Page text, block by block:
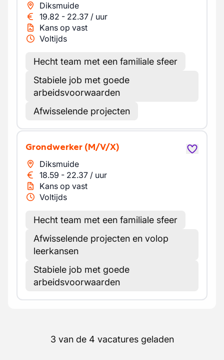
Diksmuide
19.82 - 22.37 / uur
Kans op vast
Voltijds
Hecht team met een familiale sfeer
Stabiele job met goede
arbeidsvoorwaarden
Afwisselende projecten
Grondwerker (M/V/X)
Diksmuide
18.59 - 22.37 / uur
Kans op vast
Voltijds
Hecht team met een familiale sfeer
Afwisselende projecten en volop
leerkansen
Stabiele job met goede
arbeidsvoorwaarden
3 van de 4 vacatures geladen